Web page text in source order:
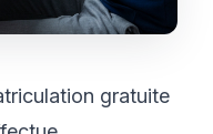
gratuite